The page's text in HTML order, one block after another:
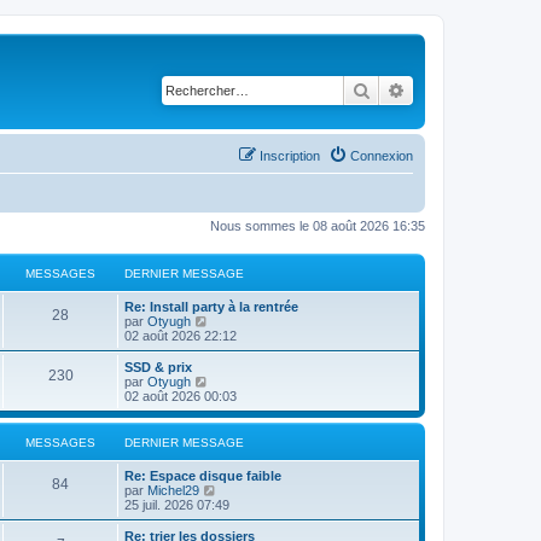
Rechercher
Connexion
Inscription
Nous sommes le 08 août 2026 16:35
MESSAGES DERNIER MESSAGE
28
Re: Install party à la rentrée
par Otyugh
o
n
l
e
r
l
e
d
e
r
n
i
02 août 2026 22:12
230
SSD & prix
par Otyugh
o
n
s
u
e
r
l
e
02 août 2026 00:03
MESSAGES DERNIER MESSAGE
84
Re: Espace disque faible
par Michel29
o
n
s
25 juil. 2026 07:49
Re: trier les dossiers